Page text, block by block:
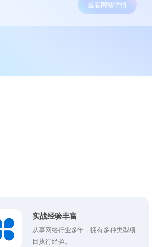
查看网站详情
实战经验丰富
从事网络行业多年，拥有多种类型项
目执行经验。